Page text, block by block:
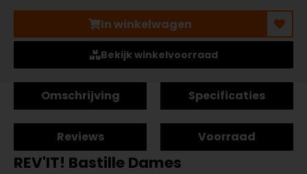
In winkelwagen
Bekijk winkelvoorraad
Omschrijving Specificaties
Reviews Voorraad
REV'IT! Bastille Dames